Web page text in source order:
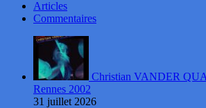
Articles
Commentaires
Christian VANDER
Rennes 2002
31 juillet 2026